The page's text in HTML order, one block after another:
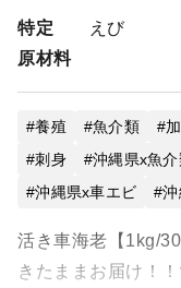
特定
原材料
えび
養殖 魚介類
刺身
沖縄県x魚
沖縄県x車エビ
活き車海老【1kg/
きたままお届け！